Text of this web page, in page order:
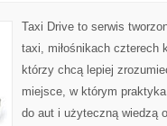
Taxi Drive to serwis
taxi, miłośnikach czterech
którzy chcą lepiej
miejsce, w którym
do aut i użyteczną wiedzą